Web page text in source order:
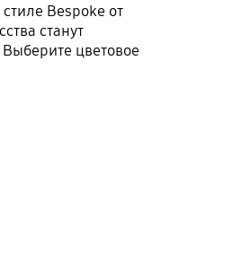
Bespoke от
станут
цветовое